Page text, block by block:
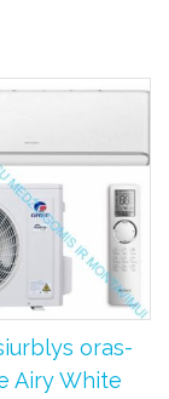
oras-
Airy White